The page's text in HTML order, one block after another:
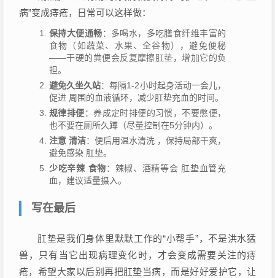
病”变成痔疮，日常可以这样做：
保持大便通畅：多喝水，多吃膳食纤维丰富的
食物（如蔬菜、水果、全谷物），避免便秘
——干硬的粪便会反复摩擦肛垫，增加它的负
担。
避免久坐久站：每隔1-2小时起身活动一会儿，
促进 周围的血液循环，减少肛垫充血的时间。
规律排便：养成定时排便的习惯，不要憋便，
也不要在厕所久蹲（尽量控制在5分钟内）。
注意 清洁：便后用温水清洗 ，保持局部干爽，
避免感染 肛垫。
少吃辛辣 食物：辣椒、酒精等会 肛垫血管充
血，建议适量摄入。
写在最后
肛垫是我们身体里默默工作的“小帮手”，不是洪水猛
兽，只有当它出现病理变化时，才会变成需要关注的痔
疮，希望大家以后别再把肛垫当病，而是好好爱护它，让